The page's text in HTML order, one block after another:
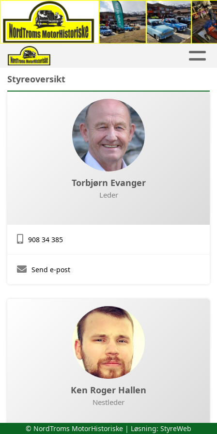
Styreoversikt
Torbjørn Evanger
Leder
908 34 385
Send e-post
Ken Roger Hallen
Nestleder
© NordTroms MotorHistoriske | Løsning: StyreWeb